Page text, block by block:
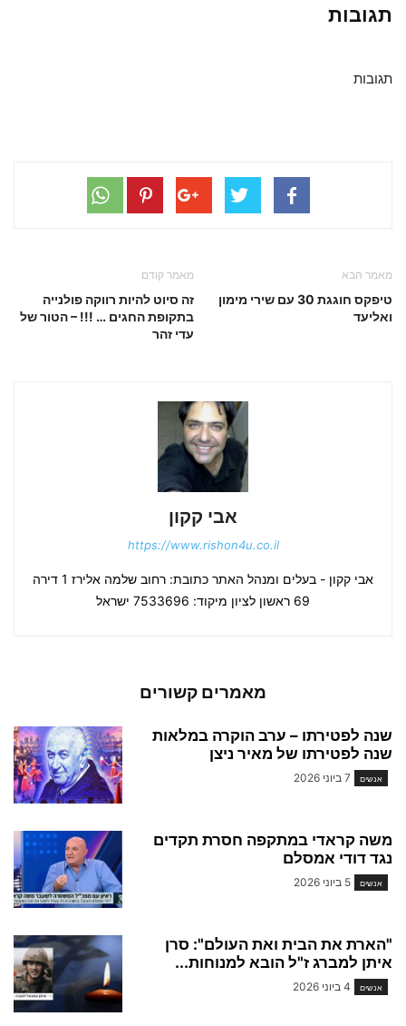
תגובות
תגובות
מאמר קודם
זה סיוט להיות רווקה פולנייה
בתקופת החגים … !!! – הטור של
עדי זהר
מאמר הבא
טיפקס חוגגת 30 עם שירי מימון
ואליעד
אבי קקון
https://www.rishon4u.co.il
אבי קקון - בעלים ומנהל האתר כתובת: רחוב שלמה אלירז 1 דירה
69 ראשון לציון מיקוד: 7533696 ישראל
מאמרים קשורים
שנה לפטירתו – ערב הוקרה במלאות
שנה לפטירתו של מאיר ניצן
אנשים 7 ביוני 2026
משה קראדי במתקפה חסרת תקדים
נגד דודי אמסלם
אנשים 5 ביוני 2026
"הארת את הבית ואת העולם": סרן
איתן למברג ז"ל הובא למנוחות...
אנשים 4 ביוני 2026